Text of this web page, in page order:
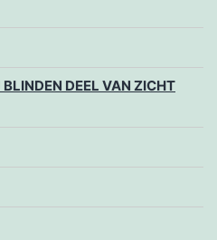
DEEL VAN ZICHT